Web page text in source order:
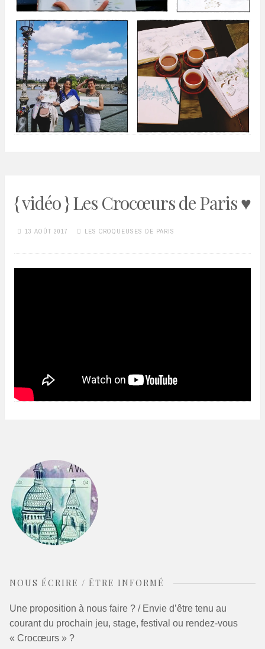
{ vidéo } Les Crocœurs de Paris ♥
13 AOÛT 2017 LES CROQUEUSES DE PARIS
NOUS ÉCRIRE / ÊTRE INFORMÉ
Une proposition à nous faire ? / Envie d’être tenu au
courant du prochain jeu, stage, festival ou rendez-vous
« Crocœurs » ?